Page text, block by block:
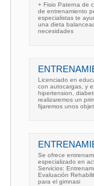
+ Fisio Paterna de
de entrenamiento
especialistas te
una dieta
necesidades
Licenciado en
con autocargas, y
hipertension,
realizaremos un
fijaremos unos
Se ofrece
especializado en
Servicios:
Evaluación
para el gimnasi